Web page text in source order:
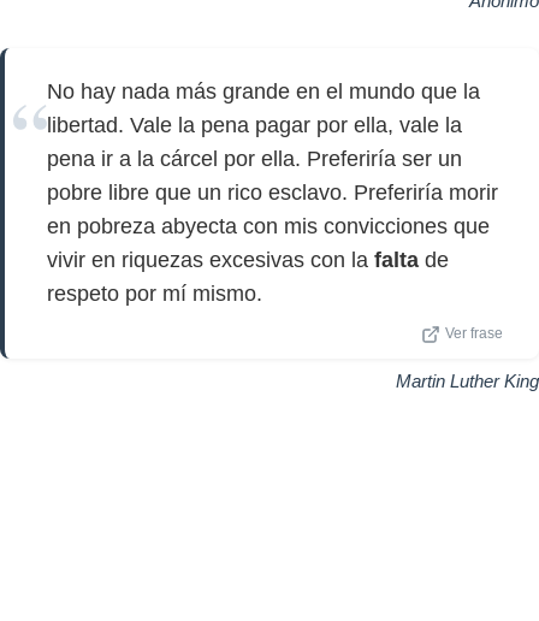
No hay nada más grande en el mundo que la
libertad. Vale la pena pagar por ella, vale la
pena ir a la cárcel por ella. Preferiría ser un
pobre libre que un rico esclavo. Preferiría morir
en pobreza abyecta con mis convicciones que
vivir en riquezas excesivas con la falta de
respeto por mí mismo.
Ver frase
Martin Luther King